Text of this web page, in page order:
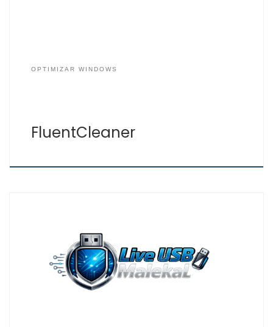
OPTIMIZAR WINDOWS
FluentCleaner
Malekal es un Live USB basado en Windows 11, con el que
diagnosticar y solucionar problemas en sistemas con
Windows 10 y 11. Además al ser Live, es decir, se inicia
desde el propio USB en memoria sin tener que instalarlo
en el equipo, permite realizar reparaciones de inicio,